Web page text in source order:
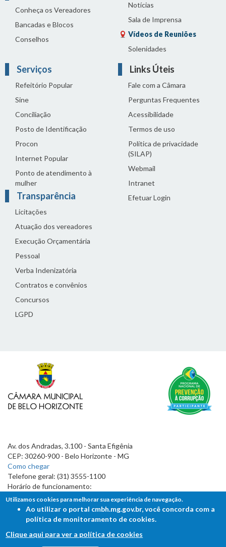
Conheça os Vereadores
Bancadas e Blocos
Conselhos
Notícias
Sala de Imprensa
Vídeos de Reuniões
Solenidades
Serviços
Refeitório Popular
Sine
Conciliação
Posto de Identificação
Procon
Internet Popular
Ponto de atendimento à
mulher
Transparência
Licitações
Atuação dos vereadores
Execução Orçamentária
Pessoal
Verba Indenizatória
Contratos e convênios
Concursos
LGPD
Links Úteis
Fale com a Câmara
Perguntas Frequentes
Acessibilidade
Termos de uso
Política de privacidade
(SILAP)
Webmail
Intranet
Efetuar Login
Av. dos Andradas, 3.100 - Santa Efigênia
CEP: 30260-900 - Belo Horizonte - MG
Como chegar
Telefone geral: (31) 3555-1100
Horário de funcionamento:
7h às 19h
Utilizamos cookies para melhorar sua experiência de navegação.
Ao utilizar o portal cmbh.mg.gov.br, você concorda com a
política de monitoramento de cookies.
Clique aqui para ver a política de cookies